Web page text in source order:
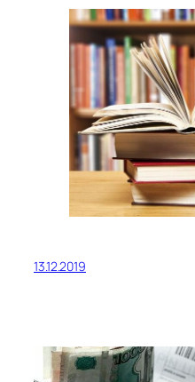
13.12.2019